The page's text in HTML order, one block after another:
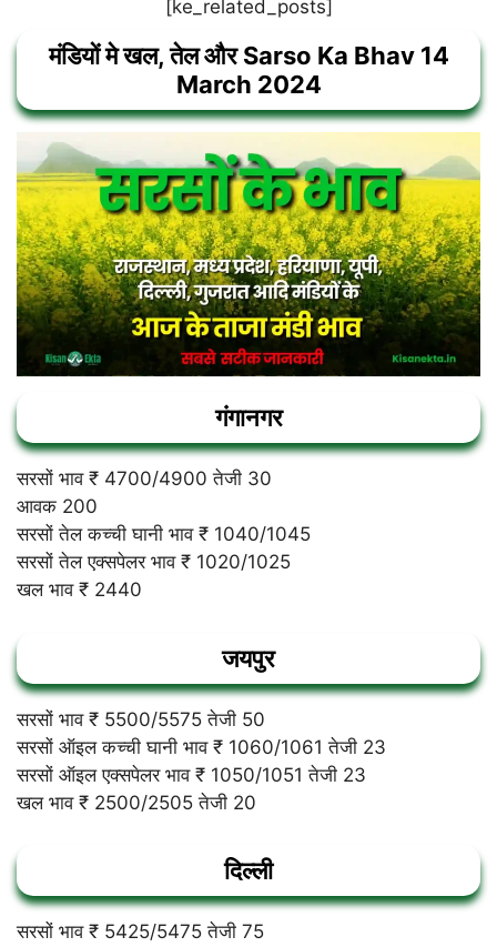
[ke_related_posts]
मंडियों मे खल, तेल औरSarso Ka Bhav 14
March 2024
गंगानगर
सरसों भाव ₹ 4700/4900 तेजी 30
आवक 200
सरसों तेल कच्ची घानी भाव ₹ 1040/1045
सरसों तेल एक्सपेलर भाव ₹ 1020/1025
खल भाव ₹ 2440
जयपुर
सरसों भाव ₹ 5500/5575 तेजी 50
सरसों ऑइल कच्ची घानी भाव ₹ 1060/1061 तेजी 23
सरसों ऑइल एक्सपेलर भाव ₹ 1050/1051 तेजी 23
खल भाव ₹ 2500/2505 तेजी 20
दिल्ली
सरसों भाव ₹ 5425/5475 तेजी 75